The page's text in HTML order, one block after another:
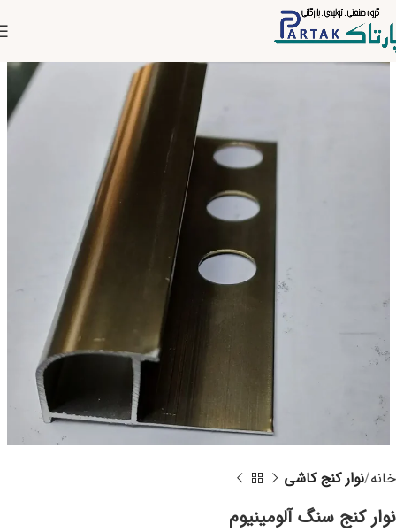
خانه نوار کنج کاشی
نوار کنج سنگ آلومینیوم